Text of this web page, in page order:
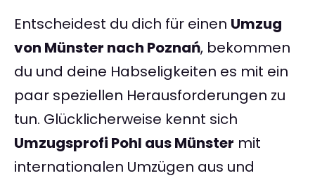
Entscheidest du dich für einen Umzug
von Münster nach Poznań, bekommen
du und deine Habseligkeiten es mit ein
paar speziellen Herausforderungen zu
tun. Glücklicherweise kennt sich
Umzugsprofi Pohl aus Münster mit
internationalen Umzügen aus und